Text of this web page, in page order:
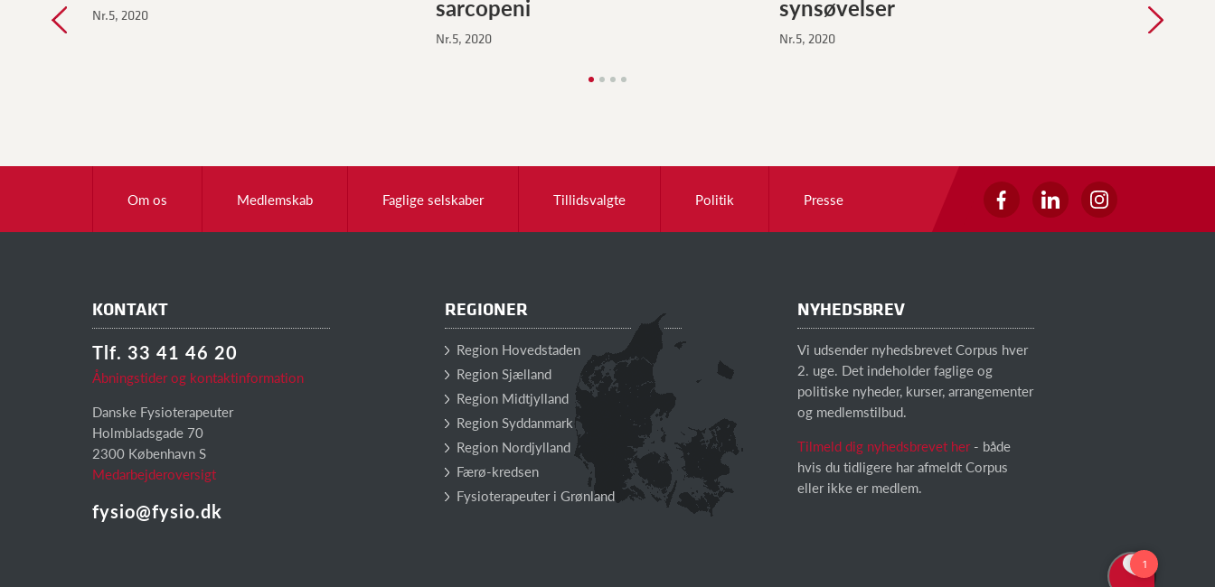
Nr.5, 2020 sarcopeni
Nr.5, 2020
synsøvelser
Nr.5, 2020
Om os Medlemskab Faglige selskaber Tillidsvalgte Politik Presse
KONTAKT
Tlf. 33 41 46 20
Åbningstider og kontaktinformation
Danske Fysioterapeuter
Holmbladsgade 70
2300 København S
Medarbejderoversigt
fysio@fysio.dk
REGIONER
Region Hovedstaden
Region Sjælland
Region Midtjylland
Region Syddanmark
Region Nordjylland
Færø-kredsen
Fysioterapeuter i Grønland
NYHEDSBREV
Vi udsender nyhedsbrevet Corpus hver
2. uge. Det indeholder faglige og
politiske nyheder, kurser, arrangementer
og medlemstilbud.
Tilmeld dig nyhedsbrevet her- både
hvis du tidligere har afmeldt Corpus
eller ikke er medlem.